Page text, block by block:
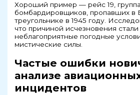
Хороший пример — рейс 19,
бомбардировщиков, пропавших в
треугольнике в 1945 году.
что причиной исчезновения
неблагоприятные погодные
мистические силы.
Частые ошибки
анализе
инцидентов